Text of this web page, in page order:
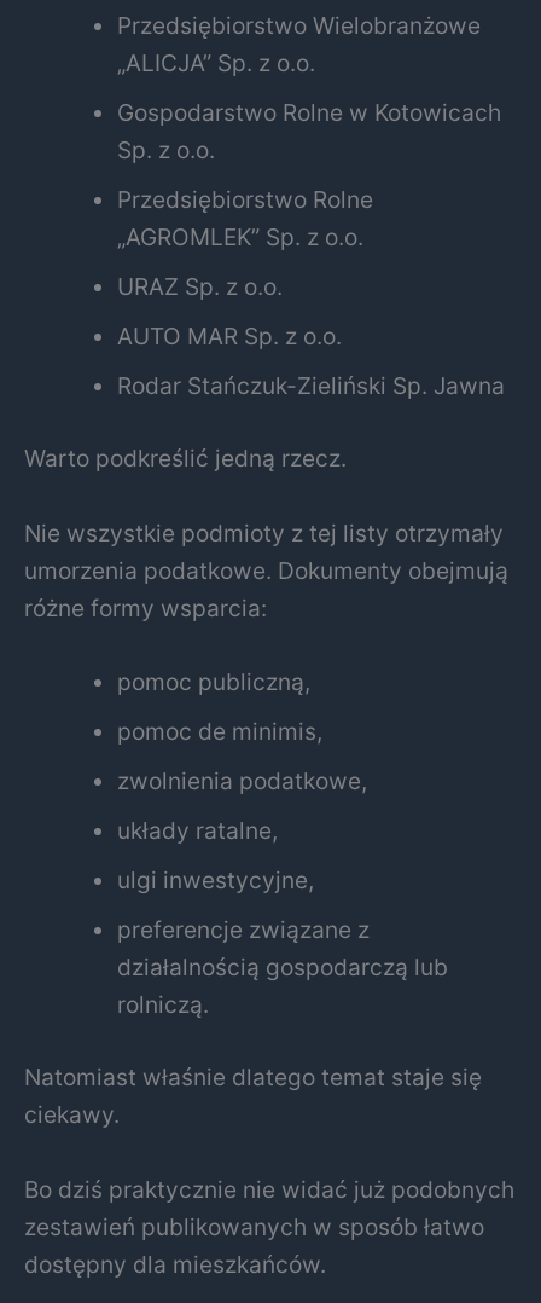
Przedsiębiorstwo Wielobranżowe
„ALICJA” Sp. z o.o.
Gospodarstwo Rolne w Kotowicach
Sp. z o.o.
Przedsiębiorstwo Rolne
„AGROMLEK” Sp. z o.o.
URAZ Sp. z o.o.
AUTO MAR Sp. z o.o.
Rodar Stańczuk-Zieliński Sp. Jawna
Warto podkreślić jedną rzecz.
Nie wszystkie podmioty z tej listy otrzymały
umorzenia podatkowe. Dokumenty obejmują
różne formy wsparcia:
pomoc publiczną,
pomoc de minimis,
zwolnienia podatkowe,
układy ratalne,
ulgi inwestycyjne,
preferencje związane z
działalnością gospodarczą lub
rolniczą.
Natomiast właśnie dlatego temat staje się
ciekawy.
Bo dziś praktycznie nie widać już podobnych
zestawień publikowanych w sposób łatwo
dostępny dla mieszkańców.